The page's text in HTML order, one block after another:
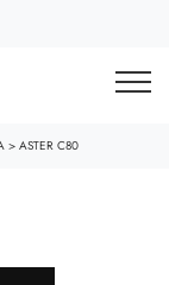
> ASTER C80